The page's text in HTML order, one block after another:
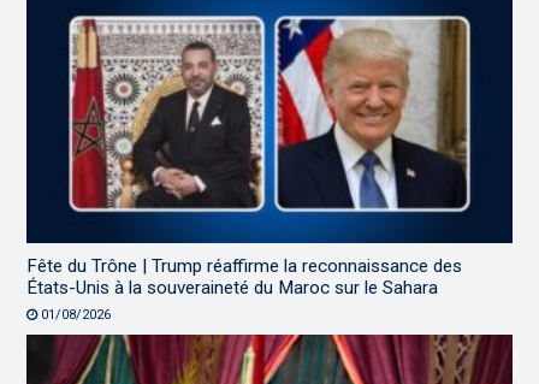
Fête du Trône | Trump réaffirme la reconnaissance des
États-Unis à la souveraineté du Maroc sur le Sahara
01/08/2026